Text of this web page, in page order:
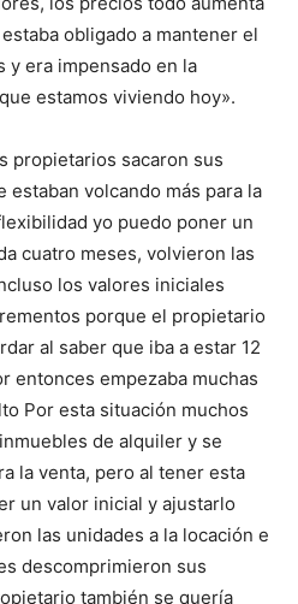
obligado a mantener el
y era impensado en la
estamos viviendo hoy».
propietarios sacaron sus
estaban volcando más para la
yo puedo poner un
cuatro meses, volvieron las
los valores iniciales
porque el propietario
al saber que iba a estar 12
entonces empezaba muchas
Por esta situación muchos
de alquiler y se
la venta, pero al tener esta
un valor inicial y ajustarlo
las unidades a la locación e
descomprimieron sus
también se quería